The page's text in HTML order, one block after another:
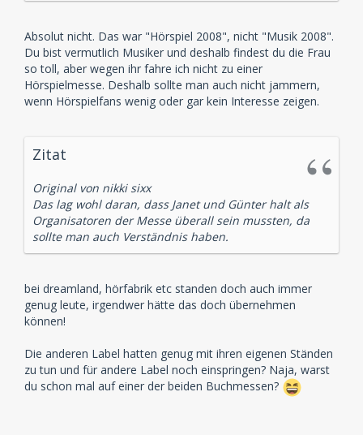
Absolut nicht. Das war "Hörspiel 2008", nicht "Musik 2008".
Du bist vermutlich Musiker und deshalb findest du die Frau
so toll, aber wegen ihr fahre ich nicht zu einer
Hörspielmesse. Deshalb sollte man auch nicht jammern,
wenn Hörspielfans wenig oder gar kein Interesse zeigen.
Zitat
Original von nikki sixx
Das lag wohl daran, dass Janet und Günter halt als
Organisatoren der Messe überall sein mussten, da
sollte man auch Verständnis haben.
bei dreamland, hörfabrik etc standen doch auch immer
genug leute, irgendwer hätte das doch übernehmen
können!
Die anderen Label hatten genug mit ihren eigenen Ständen
zu tun und für andere Label noch einspringen? Naja, warst
du schon mal auf einer der beiden Buchmessen?